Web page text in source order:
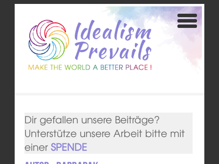
Dir gefallen unsere Beiträge?
Unterstütze unsere Arbeit bitte mit
einer SPENDE